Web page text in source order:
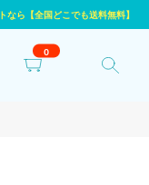
ら【全国どこでも送料無料】
0